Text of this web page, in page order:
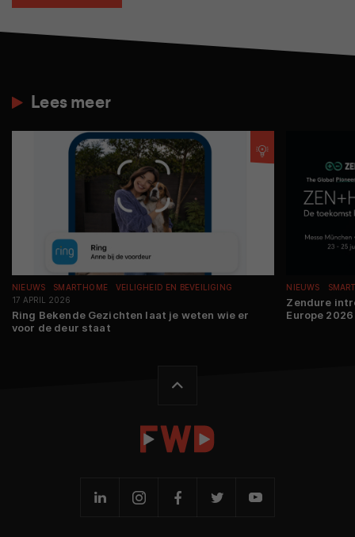
Lees meer
NIEUWS SMARTHOME
VEILIGHEID EN BEVEILIGING
17 APRIL 2026
Ring Bekende Gezichten laat je weten wie er
voor de deur staat
NIEUWS
Zendure
Europe 2026